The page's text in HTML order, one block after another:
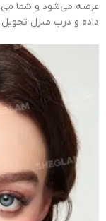
عرضه می‌شود و شما
داده و درب منزل تحویل